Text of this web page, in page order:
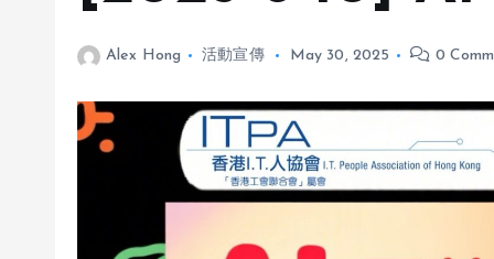
Alex Hong 活動宣傳 May 30, 2025 0